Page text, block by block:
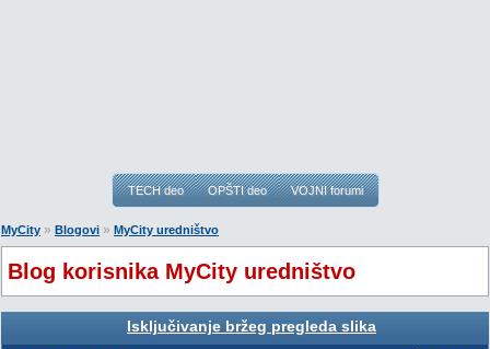
TECH deo OPŠTI deo VOJNI forumi
MyCity » Blogovi » MyCity uredništvo
Blog korisnika MyCity uredništvo
Isključivanje bržeg pregleda slika